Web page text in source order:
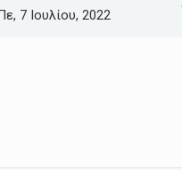
7 Ιουλίου, 2022